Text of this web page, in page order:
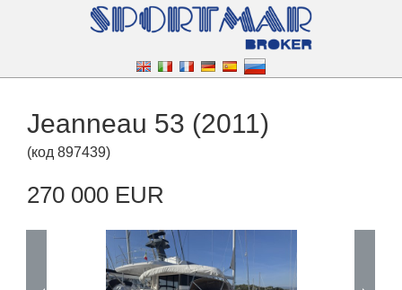
Jeanneau 53 (2011)
(код 897439)
270 000 EUR